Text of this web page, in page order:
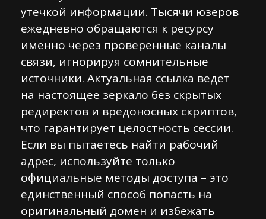
утечкой информации. Тысячи юзеров
ежедневно обращаются к ресурсу
именно через проверенные каналы
связи, игнорируя сомнительные
источники. Актуальная ссылка ведет
на настоящее зеркало без скрытых
редиректов и вредоносных скриптов,
что гарантирует целостность сессии.
Если вы пытаетесь найти рабочий
адрес, используйте только
официальные методы доступа – это
единственный способ попасть на
оригинальный домен и избежать